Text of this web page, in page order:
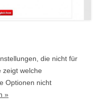
die nicht für
zeigt welche
Optionen nicht
»